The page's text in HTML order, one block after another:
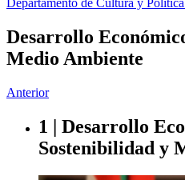
Departamento de Cultura y
Desarrollo
Medio Ambiente
Anterior
1 | Desarrollo
Sostenibilidad y